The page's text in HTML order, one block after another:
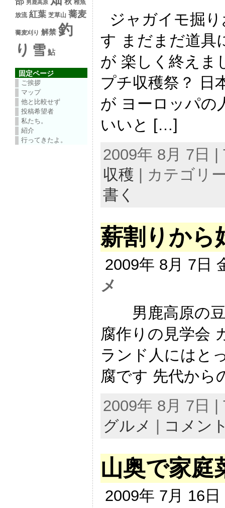
男鹿高原
稚魚
放流 紅葉 芝草山 蕎麦
蕎麦刈り 解禁 釣
り 雪 鮎
固定ページ
ご挨拶
マップ
他と比較せず
投稿希望者
私たち。
紹介
行ってきたよ。
ジャガイモ掘
す まだまだ道具
が 楽しく終えま
プチ収穫祭？ 日
が ヨーロッパの
いいと […]
2009年 8月 7日
収穫 | カテゴリ
書く
薪割りか
2009年 8月 7日
メ
男鹿高原の豆
腐作りの見学会
ランド人にはと
腐です 先代か
2009年 8月 7日
グルメ
コメン
山奥で家庭
2009年 7月 16